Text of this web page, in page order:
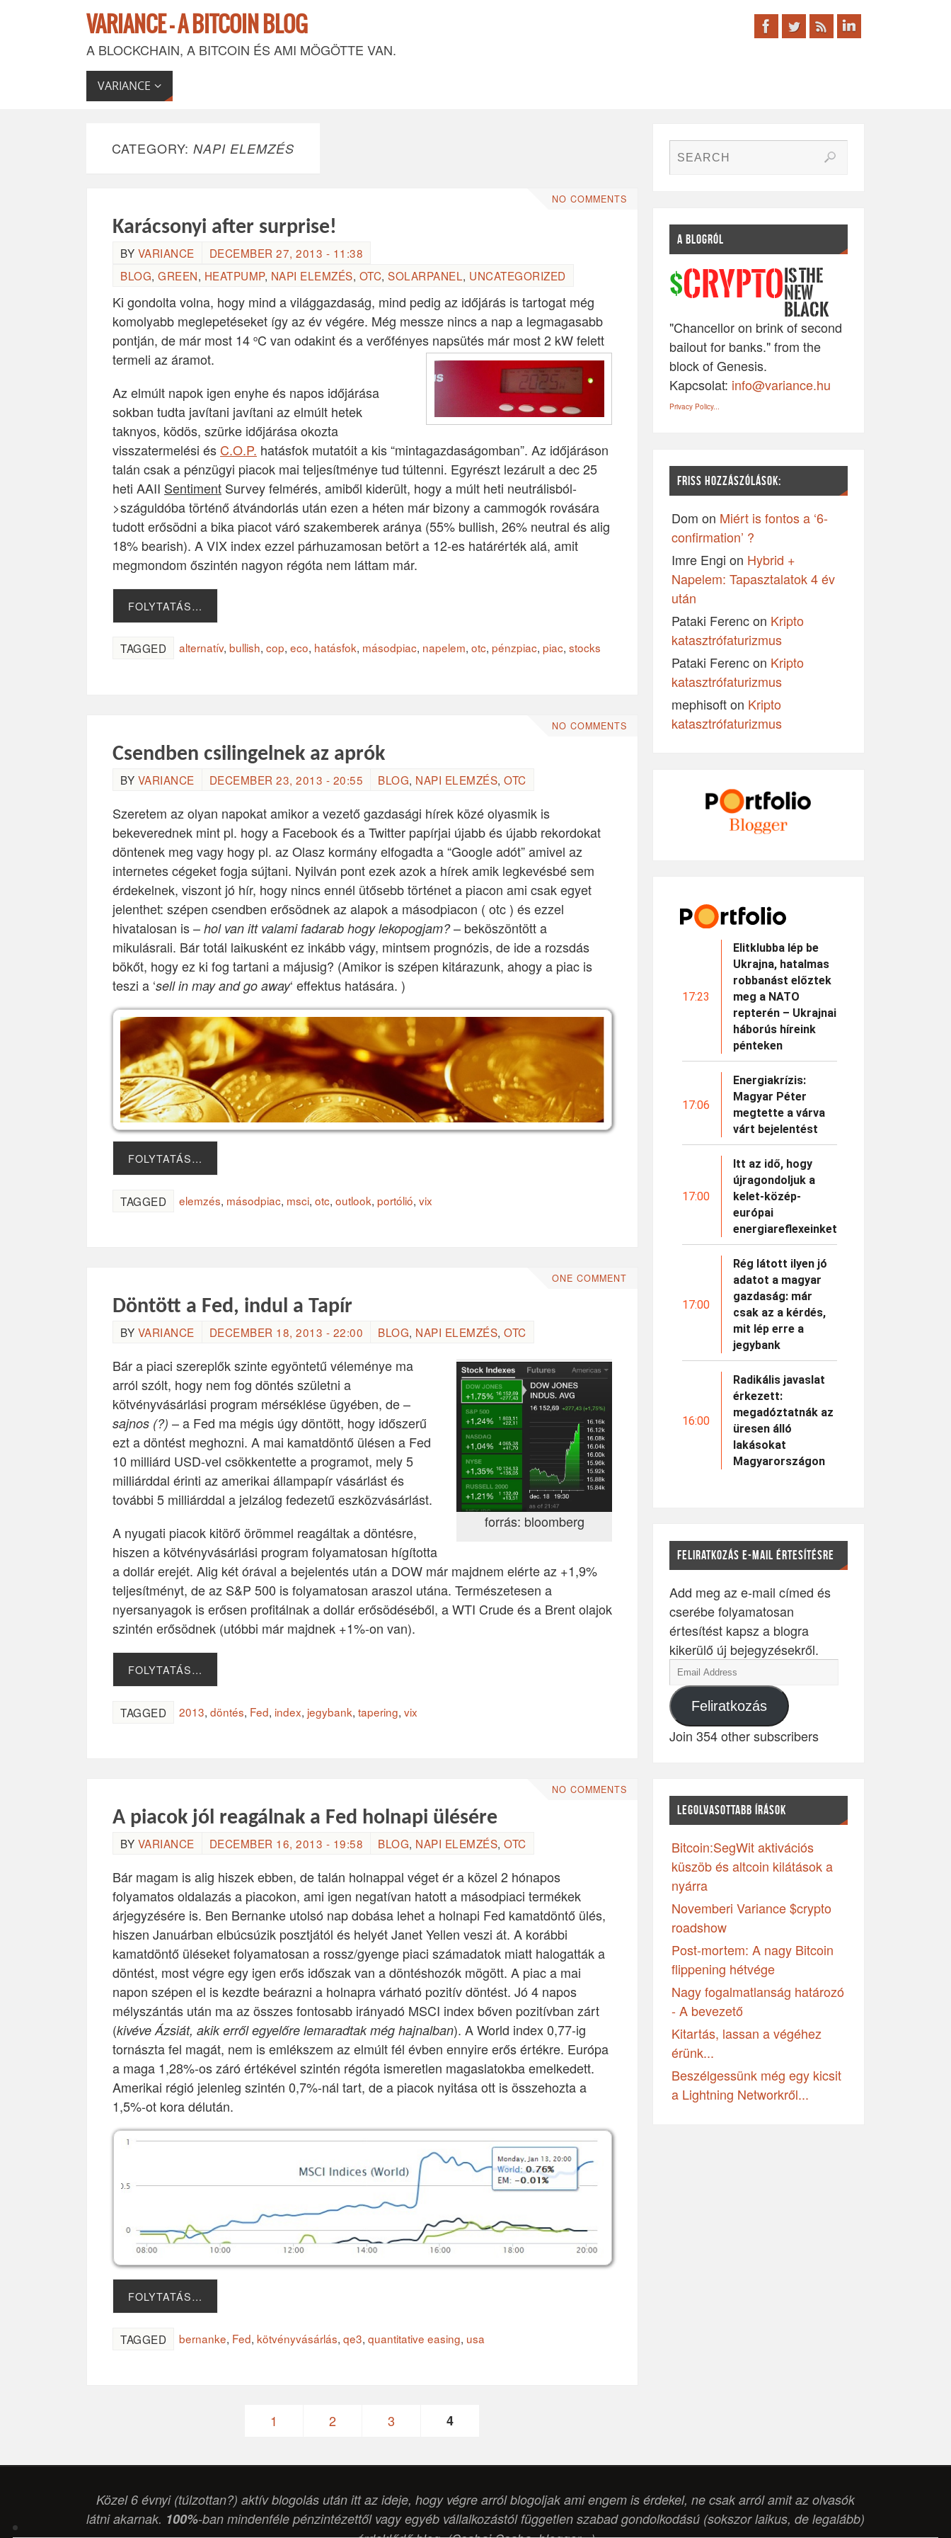
VARIANCE - A BITCOIN BLOG
A BLOCKCHAIN, A BITCOIN ÉS AMI MÖGÖTTE VAN.
VARIANCE
CATEGORY: NAPI ELEMZÉS
NO COMMENTS
Karácsonyi after surprise!
BY VARIANCE
DECEMBER 27, 2013 - 11:38
BLOG, GREEN, HEATPUMP, NAPI ELEMZÉS, OTC, SOLARPANEL, UNCATEGORIZED
Ki gondolta volna, hogy mind a világgazdaság, mind pedig az időjárás is tartogat még
komolyabb meglepetéseket így az év végére. Még messze nincs a nap a legmagasabb
pontján, de már most 14 oC van odakint és a verőfényes napsütés már most 2 kW felett
termeli az áramot.
Az elmúlt napok igen enyhe és napos időjárása
sokban tudta javítani javítani az elmúlt hetek
taknyos, ködös, szürke időjárása okozta
visszatermelési és C.O.P. hatásfok mutatóit a kis “mintagazdaságomban”. Az időjáráson
talán csak a pénzügyi piacok mai teljesítménye tud túltenni. Egyrészt lezárult a dec 25
heti AAII Sentiment Survey felmérés, amiből kiderült, hogy a múlt heti neutrálisból-
>száguldóba történő átvándorlás után ezen a héten már bizony a cammogók rovására
tudott erősödni a bika piacot váró szakemberek aránya (55% bullish, 26% neutral és alig
18% bearish). A VIX index ezzel párhuzamosan betört a 12-es határérték alá, amit
megmondom őszintén nagyon régóta nem láttam már.
FOLYTATÁS…
TAGGED alternatív, bullish, cop, eco, hatásfok, másodpiac, napelem, otc, pénzpiac, piac, stocks
NO COMMENTS
Csendben csilingelnek az aprók
BY VARIANCE DECEMBER 23, 2013 - 20:55 BLOG, NAPI ELEMZÉS, OTC
Szeretem az olyan napokat amikor a vezető gazdasági hírek közé olyasmik is
bekeverednek mint pl. hogy a Facebook és a Twitter papírjai újabb és újabb rekordokat
döntenek meg vagy hogy pl. az Olasz kormány elfogadta a “Google adót” amivel az
internetes cégeket fogja sújtani. Nyilván pont ezek azok a hírek amik legkevésbé sem
érdekelnek, viszont jó hír, hogy nincs ennél ütősebb történet a piacon ami csak egyet
jelenthet: szépen csendben erősödnek az alapok a másodpiacon ( otc ) és ezzel
hivatalosan is – hol van itt valami fadarab hogy lekopogjam?– beköszöntött a
mikulásrali. Bár totál laikusként ez inkább vágy, mintsem prognózis, de ide a rozsdás
bökőt, hogy ez ki fog tartani a májusig? (Amikor is szépen kitárazunk, ahogy a piac is
teszi a ‘sell in may and go away‘ effektus hatására. )
FOLYTATÁS…
TAGGED elemzés, másodpiac, msci, otc, outlook, portólió, vix
ONE COMMENT
Döntött a Fed, indul a Tapír
BY VARIANCE DECEMBER 18, 2013 - 22:00 BLOG, NAPI ELEMZÉS, OTC
forrás: bloomberg
Bár a piaci szereplők szinte egyöntetű véleménye ma
arról szólt, hogy nem fog döntés születni a
kötvényvásárlási program mérséklése ügyében, de –
sajnos (?) – a Fed ma mégis úgy döntött, hogy időszerű
ezt a döntést meghozni. A mai kamatdöntő ülésen a Fed
10 milliárd USD-vel csökkentette a programot, mely 5
milliárddal érinti az amerikai állampapír vásárlást és
további 5 milliárddal a jelzálog fedezetű eszközvásárlást.
A nyugati piacok kitörő örömmel reagáltak a döntésre,
hiszen a kötvényvásárlási program folyamatosan hígította
a dollár erejét. Alig két órával a bejelentés után a DOW már majdnem elérte az +1,9%
teljesítményt, de az S&P 500 is folyamatosan araszol utána. Természetesen a
nyersanyagok is erősen profitálnak a dollár erősödéséből, a WTI Crude és a Brent olajok
szintén erősödnek (utóbbi már majdnek +1%-on van).
FOLYTATÁS…
TAGGED 2013, döntés, Fed, index, jegybank, tapering, vix
NO COMMENTS
A piacok jól reagálnak a Fed holnapi ülésére
BY VARIANCE DECEMBER 16, 2013 - 19:58 BLOG, NAPI ELEMZÉS, OTC
Bár magam is alig hiszek ebben, de talán holnappal véget ér a közel 2 hónapos
folyamatos oldalazás a piacokon, ami igen negatívan hatott a másodpiaci termékek
árjegyzésére is. Ben Bernanke utolsó nap dobása lehet a holnapi Fed kamatdöntő ülés,
hiszen Januárban elbúcsúzik posztjától és helyét Janet Yellen veszi át. A korábbi
kamatdöntő üléseket folyamatosan a rossz/gyenge piaci számadatok miatt halogatták a
döntést, most végre egy igen erős időszak van a döntéshozók mögött. A piac a mai
napon szépen el is kezdte beárazni a holnapra várható pozitív döntést. Jó 4 napos
mélyszántás után ma az összes fontosabb irányadó MSCI index bőven pozitívban zárt
(kivéve Ázsiát, akik erről egyelőre lemaradtak még hajnalban). A World index 0,77-ig
tornászta fel magát, nem is emlékszem az elmúlt fél évben ennyire erős értékre. Európa
a maga 1,28%-os záró értékével szintén régóta ismeretlen magaslatokba emelkedett.
Amerikai régió jelenleg szintén 0,7%-nál tart, de a piacok nyitása ott is összehozta a
1,5%-ot kora délután.
FOLYTATÁS…
TAGGED bernanke, Fed, kötvényvásárlás, qe3, quantitative easing, usa
1 2 3 4
A BLOGRÓL
$CRYPTO IS THE
NEW
BLACK
"Chancellor on brink of second
bailout for banks." from the
block of Genesis.
Kapcsolat: info@variance.hu
Privacy Policy...
FRISS HOZZÁSZÓLÁSOK:
Dom on Miért is fontos a ‘6-
confirmation’ ?
Imre Engi on Hybrid +
Napelem: Tapasztalatok 4 év
után
Pataki Ferencon Kripto
katasztrófaturizmus
Pataki Ferencon Kripto
katasztrófaturizmus
mephisofton Kripto
katasztrófaturizmus
17:23
Elitklubba lép be
Ukrajna, hatalmas
robbanást előztek
meg a NATO
repterén – Ukrajnai
háborús híreink
pénteken
17:06
Energiakrízis:
Magyar Péter
megtette a várva
várt bejelentést
17:00
Itt az idő, hogy
újragondoljuk a
kelet-közép-
európai
energiareflexeinket
17:00
Rég látott ilyen jó
adatot a magyar
gazdaság: már
csak az a kérdés,
mit lép erre a
jegybank
16:00
Radikális javaslat
érkezett:
megadóztatnák az
üresen álló
lakásokat
Magyarországon
FELIRATKOZÁS E-MAIL ÉRTESÍTÉSRE
Add meg az e-mail címed és
cserébe folyamatosan
értesítést kapsz a blogra
kikerülő új bejegyzésekről.
Feliratkozás
Join 354 other subscribers
LEGOLVASOTTABB ÍRÁSOK
Bitcoin:SegWit aktivációs
küszöb és altcoin kilátások a
nyárra
Novemberi Variance $crypto
roadshow
Post-mortem: A nagy Bitcoin
flippening hétvége
Nagy fogalmatlanság határozó
- A bevezető
Kitartás, lassan a végéhez
érünk...
Beszélgessünk még egy kicsit
a Lightning Networkről...
Közel 6 évnyi (túlzottan?) aktív blogolás után itt az ideje, hogy végre arról blogoljak ami engem is érdekel, ne csak arról amit az olvasók
látni akarnak. 100%-ban mindenféle pénzintézettől vagy egyéb vállalkozástól független szabad gondolkodású (sokszor laikus, de legalább)